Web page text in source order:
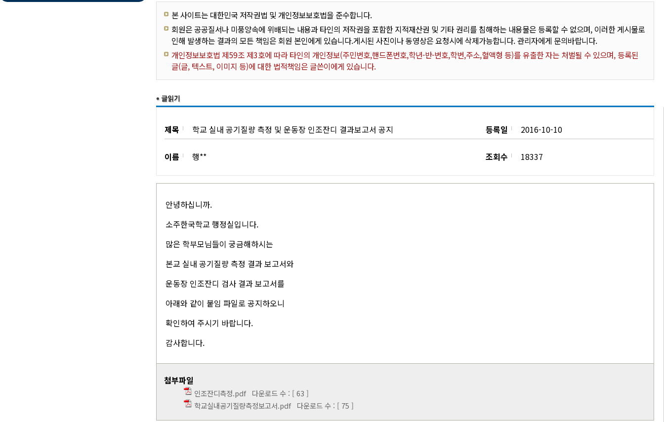
본 사이트는 대한민국 저작권법 및 개인정보보호법을 준수합니다.
회원은 공공질서나 미풍양속에 위배되는 내용과 타인의 저작권을 포함한 지적재산권 및 기타 권리를 침해하는 내용물은 등록할 수 없으며, 이러한 게시물로
인해 발생하는 결과의 모든 책임은 회원 본인에게 있습니다.게시된 사진이나 동영상은 요청시에 삭제가능합니다. 관리자에게 문의바랍니다.
개인정보보호법 제59조 제3호에 따라 타인의 개인정보(주민번호,핸드폰번호,학년-반-번호,학번,주소,혈액형 등)를 유출한 자는 처벌될 수 있으며, 등록된
글(글, 텍스트, 이미지 등)에 대한 법적책임은 글쓴이에게 있습니다.
제목 학교 실내 공기질량 측정 및 운동장 인조잔디 결과보고서 공지 등록일 2016-10-10
이름 행** 조회수 18337
안녕하십니까.
소주한국학교 행정실입니다.
많은 학부모님들이 궁금해하시는
본교 실내 공기질량 측정 결과 보고서와
운동장 인조잔디 검사 결과 보고서를
아래와 같이 붙임 파일로 공지하오니
확인하여 주시기 바랍니다.
감사합니다.
첨부파일
인조잔디측정.pdf다운로드 수 : [ 63 ]
학교실내공기질량측정보고서.pdf다운로드 수 : [ 75 ]